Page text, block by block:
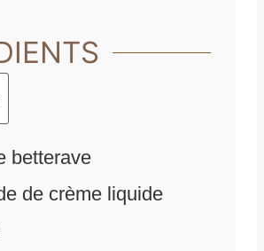
betterave
de crème liquide